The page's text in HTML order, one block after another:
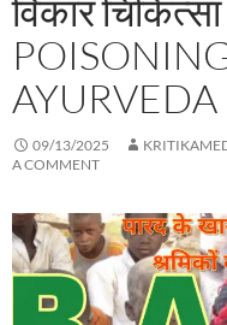
विकार
AYURVEDA
09/13/2025
A COMMENT